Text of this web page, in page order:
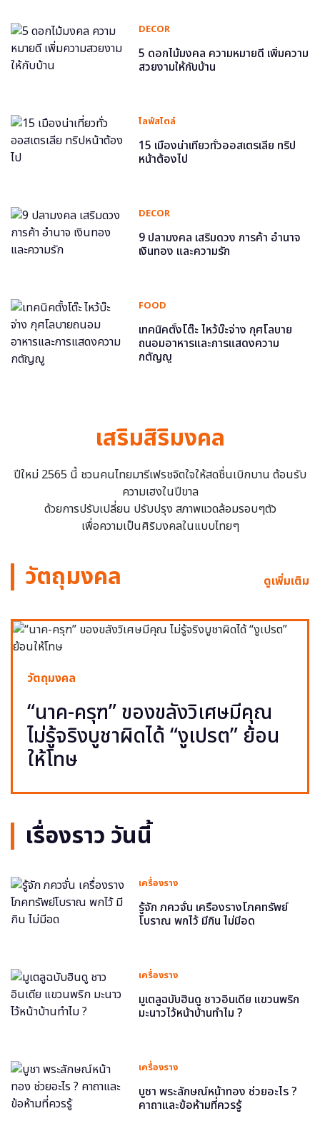
DECOR
5 ดอกไม้มงคล ความหมายดี เพิ่มความ
สวยงามให้กับบ้าน
ไลฟ์สไตล์
15 เมืองน่าเที่ยวทั่วออสเตรเลีย ทริป
หน้าต้องไป
DECOR
9 ปลามงคล เสริมดวง การค้า อำนาจ
เงินทอง และความรัก
FOOD
เทคนิคตั้งโต๊ะ ไหว้บ๊ะจ่าง กุศโลบาย
ถนอมอาหารและการแสดงความ
กตัญญู
เสริมสิริมงคล
ปีใหม่ 2565 นี้ ชวนคนไทยมารีเฟรชจิตใจให้สดชื่นเบิกบาน ต้อนรับ
ความเฮงในปีขาล
ด้วยการปรับเปลี่ยน ปรับปรุง สภาพแวดล้อมรอบๆตัว
เพื่อความเป็นศิริมงคลในแบบไทยๆ
วัตถุมงคล ดูเพิ่มเติม
วัตถุมงคล
“นาค-ครุฑ” ของขลังวิเศษมีคุณ
ไม่รู้จริงบูชาผิดได้ “งูเปรต” ย้อน
ให้โทษ
เรื่องราว วันนี้
เครื่องราง
รู้จัก ภควจั่น เครื่องรางโภคทรัพย์
โบราณ พกไว้ มีกิน ไม่มีอด
เครื่องราง
มูเตลูฉบับฮินดู ชาวอินเดีย แขวนพริก
มะนาวไว้หน้าบ้านทำไม ?
เครื่องราง
บูชา พระลักษณ์หน้าทอง ช่วยอะไร ?
คาถาและข้อห้ามที่ควรรู้